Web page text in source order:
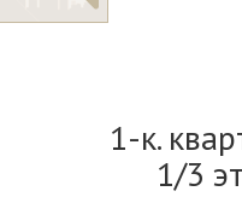
1-к.
1/3